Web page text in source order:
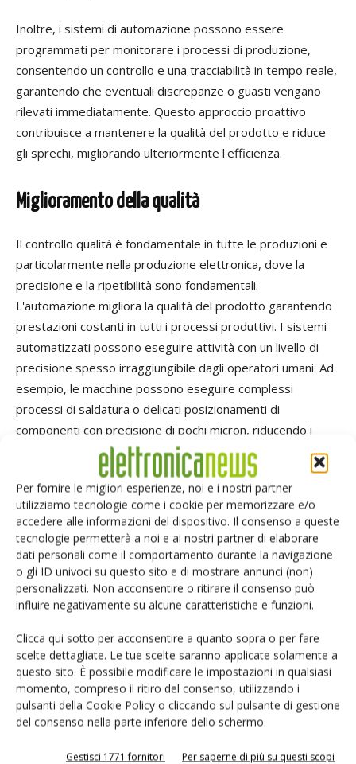
Per fornire le migliori esperienze, noi e i nostri partner
utilizziamo tecnologie come i cookie per memorizzare e/o
accedere alle informazioni del dispositivo. Il consenso a queste
tecnologie permetterà a noi e ai nostri partner di elaborare
dati personali come il comportamento durante la navigazione
o gli ID univoci su questo sito e di mostrare annunci (non)
personalizzati. Non acconsentire o ritirare il consenso può
influire negativamente su alcune caratteristiche e funzioni.
Clicca qui sotto per acconsentire a quanto sopra o per fare
scelte dettagliate. Le tue scelte saranno applicate solamente a
questo sito. È possibile modificare le impostazioni in qualsiasi
momento, compreso il ritiro del consenso, utilizzando i
pulsanti della Cookie Policy o cliccando sul pulsante di gestione
del consenso nella parte inferiore dello schermo.
Gestisci 1771 fornitori Per saperne di più su questi scopi
Inoltre, i sistemi di automazione possono essere
programmati per monitorare i processi di produzione,
consentendo un controllo e una tracciabilità in tempo reale,
garantendo che eventuali discrepanze o guasti vengano
rilevati immediatamente. Questo approccio proattivo
contribuisce a mantenere la qualità del prodotto e riduce
gli sprechi, migliorando ulteriormente l'efficienza.
Miglioramento dellaqualità
Il controllo qualità è fondamentale in tutte le produzioni e
particolarmente nella produzione elettronica, dove la
precisione e la ripetibilità sono fondamentali.
L'automazione migliora la qualità del prodotto garantendo
prestazioni costanti in tutti i processi produttivi. I sistemi
automatizzati possono eseguire attività con un livello di
precisione spesso irraggiungibile dagli operatori umani. Ad
esempio, le macchine possono eseguire complessi
processi di saldatura o delicati posizionamenti di
componenti con precisione di pochi micron, riducendo i
difetti e garantendo prodottiaffidabili nel tempo
Per massimizzare la produttività e ridurre i tempi di
produzione, robot e sistemi automatizzati possono
eseguire le attività assegnate con maggiore velocità,
ripetibilità e precisione rispetto agli esseri umani operando
24 ore su 24e7 giorni su 7, sempre con rigorosi processi
di garanzia della qualitàin quanto l’automazione include
sistemi di ispezione
nellediverse fasi della produzione, identificando i difetti e
garantendo che solo i prodotti che soddisfano gli standard
qualitativirichiesti possonoaccederealla fase successiva.
Questa attenzione alla qualità non solo aumenta la
soddisfazione del cliente, masi rafforza anche la